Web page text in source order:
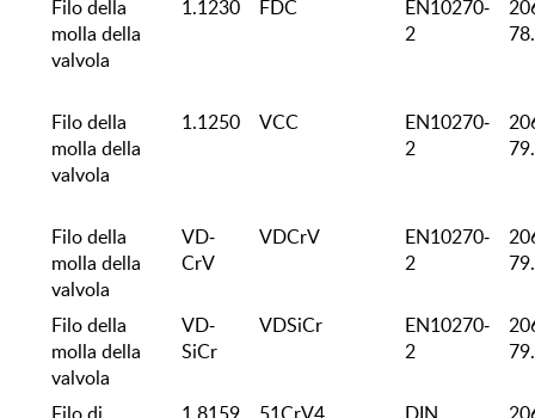
Filo della
molla della
valvola
1.1230 FDC
EN10270-
2
Filo della
molla della
valvola
1.1250 VCC
EN10270-
2
Filo della
molla della
valvola
VD-
CrV
VDCrV
EN10270-
2
Filo della
molla della
valvola
VD-
SiCr
VDSiCr
EN10270-
2